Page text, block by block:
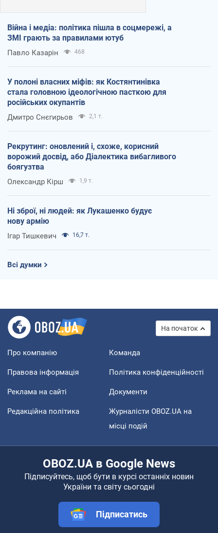
Війна і медіа: політика пішла в соцмережі, а
ЗМІ грають за правилами ютуб
Павло Казарін 468
У полоні власних міфів: як Костянтинівка
стала головною ідеологічною пасткою для
російських окупантів
Дмитро Снєгирьов 2,1 т.
Рекрутинг: оновлений і, схоже, корисний
ворожий досвід, або Діалектика вибагливого
боягузтва
Олександр Кірш 1,9 т.
Ні зброї, ні людей: як Лукашенко будує
нову армію
Ігар Тишкевич 16,7 т.
Всі думки
На початок
Про компанію Команда
Правова інформація Політика конфіденційності
Реклама на сайті Документи
Редакційна політика
Журналісти OBOZ.UA на
місці подій
OBOZ.UA в Google News
Підписуйтесь, щоб бути в курсі останніх новин
України та світу сьогодні
Підписатись